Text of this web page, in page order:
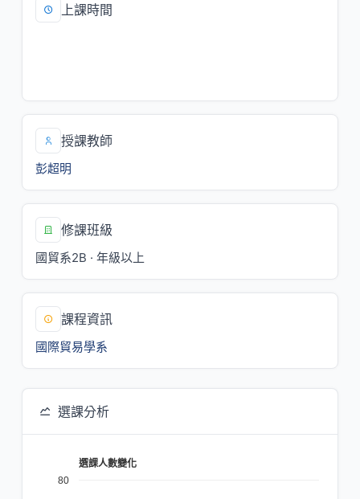
上課時間
授課教師
彭超明
修課班級
國貿系2B · 年級以上
課程資訊
國際貿易學系
選課分析
選課人數變化
80